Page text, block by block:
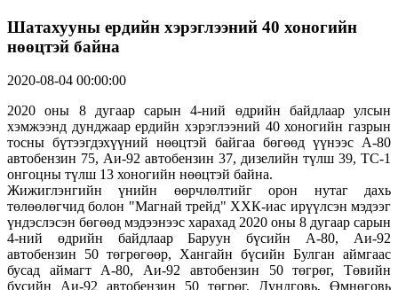
Шатахууны ердийн хэрэглээний 40 хоногийн
нөөцтэй байна
2020-08-04 00:00:00
2020 оны 8 дугаар сарын 4-ний өдрийн байдлаар улсын
хэмжээнд дунджаар ердийн хэрэглээний 40 хоногийн газрын
тосны бүтээгдэхүүний нөөцтэй байгаа бөгөөд үүнээс А-80
автобензин 75, Аи-92 автобензин 37, дизелийн түлш 39, ТС-1
онгоцны түлш 13 хоногийн нөөцтэй байна.
Жижиглэнгийн үнийн өөрчлөлтийг орон нутаг дахь
төлөөлөгчид болон "Магнай трейд" ХХК-иас ирүүлсэн мэдээг
үндэслэсэн бөгөөд мэдээнээс харахад 2020 оны 8 дугаар сарын
4-ний өдрийн байдлаар Баруун бүсийн А-80, Аи-92
автобензин 50 төгрөгөөр, Хангайн бүсийн Булган аймгаас
бусад аймагт А-80, Аи-92 автобензин 50 төгрөг, Төвийн
бүсийн Аи-92 автобензин 50 төгрөг, Дундговь, Өмнөговь